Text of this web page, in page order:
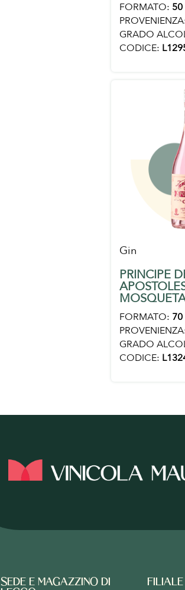
FORMATO: 50
GRADO
CODICE:
Gin
PRINCIPE
FORMATO: 70
GRADO
CODICE:
SEDE E MAGAZZINO DI